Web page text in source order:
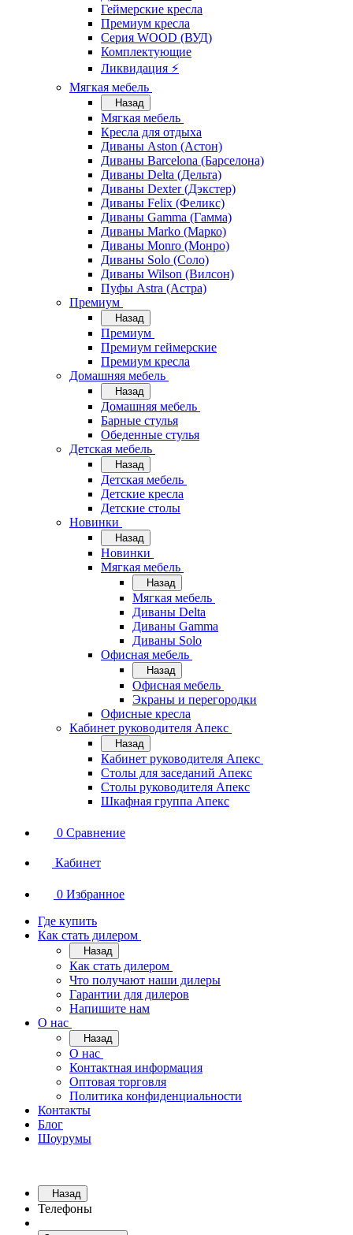
Геймерские кресла
Премиум кресла
Серия WOOD (ВУД)
Комплектующие
Ликвидация ⚡
Мягкая мебель
Назад
Мягкая мебель
Кресла для отдыха
Диваны Aston (Астон)
Диваны Barcelona (Барселона)
Диваны Delta (Дельта)
Диваны Dexter (Дэкстер)
Диваны Felix (Феликс)
Диваны Gamma (Гамма)
Диваны Marko (Марко)
Диваны Monro (Монро)
Диваны Solo (Соло)
Диваны Wilson (Вилсон)
Пуфы Astra (Астра)
Премиум
Назад
Премиум
Премиум геймерские
Премиум кресла
Домашняя мебель
Назад
Домашняя мебель
Барные стулья
Обеденные стулья
Детская мебель
Назад
Детская мебель
Детские кресла
Детские столы
Новинки
Назад
Новинки
Мягкая мебель
Назад
Мягкая мебель
Диваны Delta
Диваны Gamma
Диваны Solo
Офисная мебель
Назад
Офисная мебель
Экраны и перегородки
Офисные кресла
Кабинет руководителя Апекс
Назад
Кабинет руководителя Апекс
Столы для заседаний Апекс
Столы руководителя Апекс
Шкафная группа Апекс
0 Сравнение
Кабинет
0 Избранное
Где купить
Как стать дилером
Назад
Как стать дилером
Что получают наши дилеры
Гарантии для дилеров
Напишите нам
О нас
Назад
О нас
Контактная информация
Оптовая торговля
Политика конфиденциальности
Контакты
Блог
Шоурумы
Назад
Телефоны